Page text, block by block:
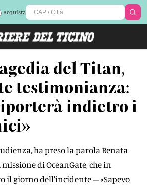
Acquista
del Titan,
testimonianza:
indietro i
ha preso la parola Renata
di OceanGate, che in
il giorno dell'incidente – «Sapevo